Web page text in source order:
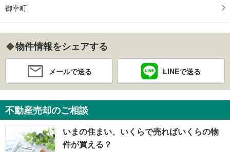
御幸町
物件情報をシェアする
メールで送る LINEで送る
不動産売却のご相談
いまの住まい、いくらで売ればいくらの物
件が買える？